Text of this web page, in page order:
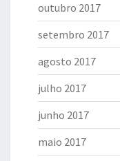
outubro 2017
setembro 2017
agosto 2017
julho 2017
junho 2017
maio 2017